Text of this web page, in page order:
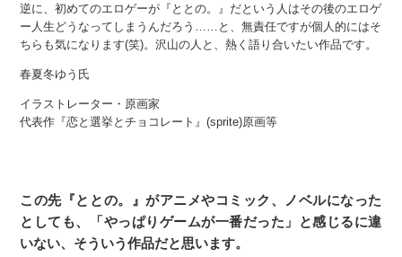
逆に、初めてのエロゲーが『ととの。』だという人はその後のエロゲ
ー人生どうなってしまうんだろう……と、無責任ですが個人的にはそ
ちらも気になります(笑)。沢山の人と、熱く語り合いたい作品です。
春夏冬ゆう氏
イラストレーター・原画家
代表作『恋と選挙とチョコレート』(sprite)原画等
この先『ととの。』がアニメやコミック、ノベルになった
としても、「やっぱりゲームが一番だった」と感じるに違
いない、そういう作品だと思います。